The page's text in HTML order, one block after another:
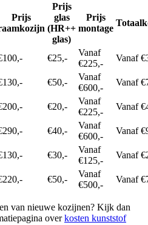
Prijs
Prijs
glas
(HR++
glas)
Prijs
montage
€25,-
Vanaf
€225,-
Vanaf
€50,-
Vanaf
€600,-
Vanaf
€20,-
Vanaf
€225,-
Vanaf
€40,-
Vanaf
€600,-
Vanaf
€30,-
Vanaf
€125,-
Vanaf
€50,-
Vanaf
€500,-
Vanaf
van nieuwe kozijnen? Kijk dan
overkosten kunststof